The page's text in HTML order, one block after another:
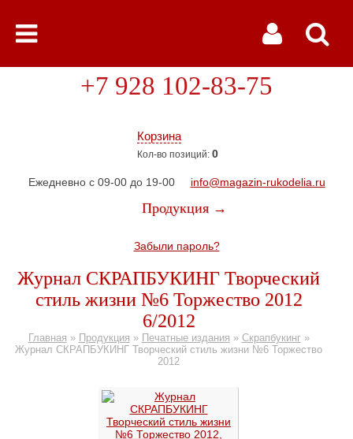
Корзина
Кол-во позиций: 0
+7 928 102-83-75
Ежедневно с 09-00 до 19-00 info@magazin-rukodelia.ru
Продукция →
Забыли пароль?
Журнал СКРАПБУКИНГ Творческий
стиль жизни №6 Торжество 2012
6/2012
Главная » Продукция » Печатные издания » Скрапбукинг»
Журнал СКРАПБУКИНГ Творческий стиль жизни №6 Торжество
2012